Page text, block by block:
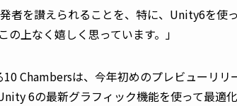
者を讃えられることを、特に、Unity6を使
上なく嬉しく思っています。」
10 Chambersは、今年初めのプレビューリ
6の最新グラフィック機能を使って最適